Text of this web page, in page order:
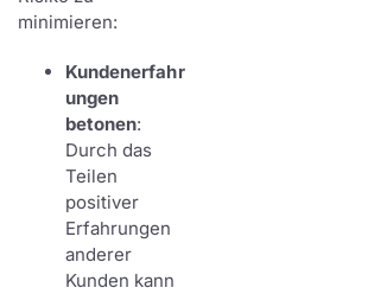
minimieren:
Kundenerfahr
ungen
betonen:
Durch das
Teilen
positiver
Erfahrungen
anderer
Kunden kann